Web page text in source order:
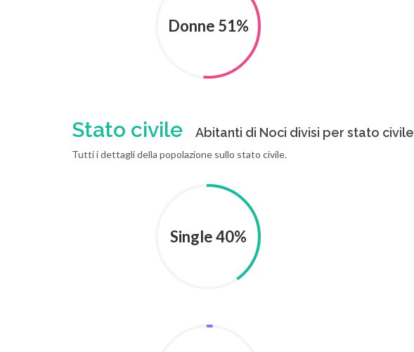
Donne 51%
Stato civile Abitanti di Noci divisi per stato civile
Tutti i dettagli della popolazione sullo stato civile.
Single 40%